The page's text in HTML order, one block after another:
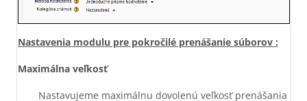
Nastavenia modulu pre pokročilé prenášanie súborov :
Maximálna veľkosť
Nastavujeme maximálnu dovolenú veľkosť prenášania